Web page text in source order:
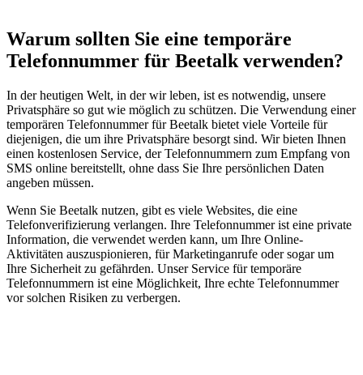
Warum sollten Sie eine temporäre
Telefonnummer für Beetalk verwenden?
In der heutigen Welt, in der wir leben, ist es notwendig, unsere
Privatsphäre so gut wie möglich zu schützen. Die Verwendung einer
temporären Telefonnummer für Beetalk bietet viele Vorteile für
diejenigen, die um ihre Privatsphäre besorgt sind. Wir bieten Ihnen
einen kostenlosen Service, der Telefonnummern zum Empfang von
SMS online bereitstellt, ohne dass Sie Ihre persönlichen Daten
angeben müssen.
Wenn Sie Beetalk nutzen, gibt es viele Websites, die eine
Telefonverifizierung verlangen. Ihre Telefonnummer ist eine private
Information, die verwendet werden kann, um Ihre Online-
Aktivitäten auszuspionieren, für Marketinganrufe oder sogar um
Ihre Sicherheit zu gefährden. Unser Service für temporäre
Telefonnummern ist eine Möglichkeit, Ihre echte Telefonnummer
vor solchen Risiken zu verbergen.